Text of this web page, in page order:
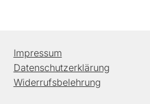
Impressum
Datenschutzerklärung
Widerrufsbelehrung